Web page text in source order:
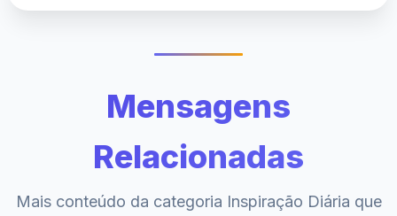
Mensagens
Relacionadas
Mais conteúdo da categoria Inspiração Diária que